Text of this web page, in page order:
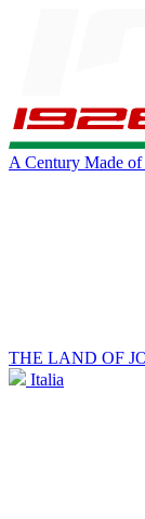
A Century Made of
THE LAND OF
Italia